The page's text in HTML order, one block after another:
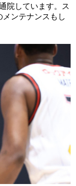
院しています。ス
ンテナンスもし